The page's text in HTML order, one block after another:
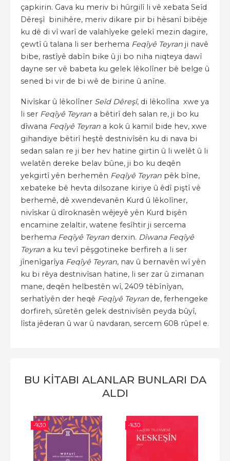
çapkirin. Gava ku meriv bi hûrgilî li vê xebata Seîd
Dêreşî binihêre, meriv dikare pir bi hêsanî bibêje
ku dê di vî warî de valahîyeke gelekî mezin dagire,
çewtî û talana li ser berhema Feqîyê Teyran ji navê
bibe, rastîyê dabîn bike û ji bo niha niqteya dawî
dayne ser vê babeta ku gelek lêkolîner bê belge û
sened bi vir de bi wê de birine û anîne.
Nivîskar û lêkolîner Seîd Dêreşî, di lêkolîna xwe ya
li ser Feqîyê Teyran a bêtirî deh salan re, ji bo ku
dîwana Feqîyê Teyran a kok û kamil bide hev, xwe
gihandiye bêtirî heştê destnivîsên ku di nava bi
sedan salan re ji ber hev hatine girtin û li welêt û li
welatên dereke belav bûne, ji bo ku deqên
yekgirtî yên berhemên Feqîyê Teyran pêk bîne,
xebateke bê hevta dilsozane kiriye û êdî piştî vê
berhemê, dê xwendevanên Kurd û lêkolîner,
nivîskar û dîroknasên wêjeyê yên Kurd bişên
encamine zelaltir, watene fesîhtir ji sercema
berhema Feqîyê Teyran derxin. Dîwana Feqîyê
Teyran a ku tevî pêşgotineke berfireh a li ser
jînenîgarîya Feqîyê Teyran, nav û bernavên wî yên
ku bi rêya destnivîsan hatine, li ser zar û zimanan
mane, deqên helbestên wî, 2409 têbînîyan,
serhatîyên der heqê Feqîyê Teyran de, ferhengeke
dorfireh, sûretên gelek destnivîsên peyda bûyî,
lîsta jêderan û war û navdaran, sercem 608 rûpel e.
BU KİTABI ALANLAR BUNLARI DA
ALDI
-%30 -%30